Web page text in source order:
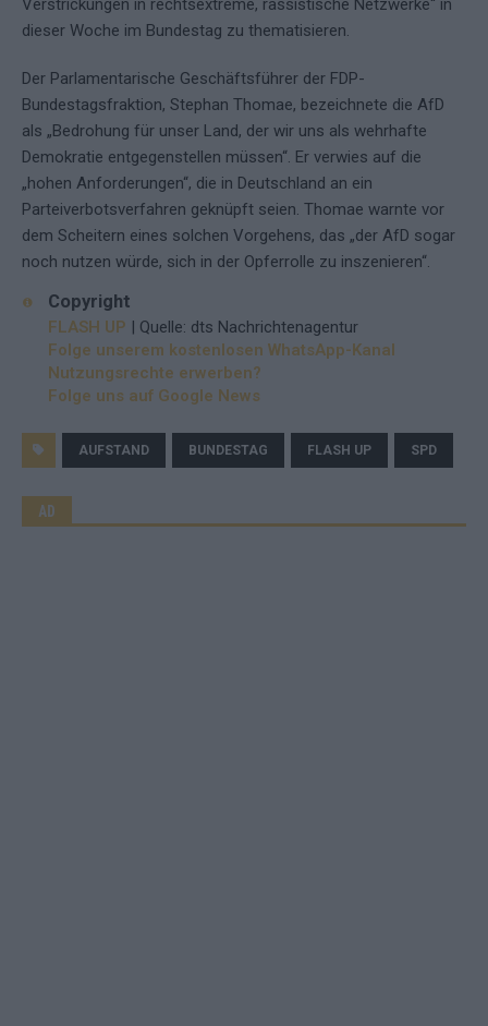
Verstrickungen in rechtsextreme, rassistische Netzwerke“ in
dieser Woche im Bundestag zu thematisieren.
Der Parlamentarische Geschäftsführer der FDP-
Bundestagsfraktion, Stephan Thomae, bezeichnete die AfD
als „Bedrohung für unser Land, der wir uns als wehrhafte
Demokratie entgegenstellen müssen“. Er verwies auf die
„hohen Anforderungen“, die in Deutschland an ein
Parteiverbotsverfahren geknüpft seien. Thomae warnte vor
dem Scheitern eines solchen Vorgehens, das „der AfD sogar
noch nutzen würde, sich in der Opferrolle zu inszenieren“.
Copyright
FLASH UP | Quelle: dts Nachrichtenagentur
Folge unserem kostenlosen WhatsApp-Kanal
Nutzungsrechte erwerben?
Folge uns auf Google News
AUFSTAND BUNDESTAG FLASH UP SPD
AD